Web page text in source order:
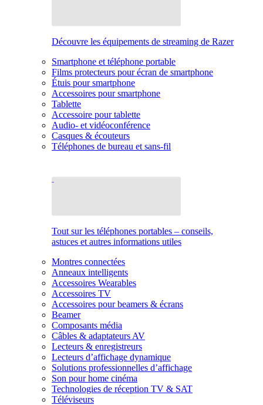
Découvre les équipements de streaming de Razer
Smartphone et téléphone portable
Films protecteurs pour écran de smartphone
Étuis pour smartphone
Accessoires pour smartphone
Tablette
Accessoire pour tablette
Audio- et vidéoconférence
Casques & écouteurs
Téléphones de bureau et sans-fil
Tout sur les téléphones portables – conseils,
astuces et autres informations utiles
Montres connectées
Anneaux intelligents
Accessoires Wearables
Accessoires TV
Accessoires pour beamers & écrans
Beamer
Composants média
Câbles & adaptateurs AV
Lecteurs & enregistreurs
Lecteurs d’affichage dynamique
Solutions professionnelles d’affichage
Son pour home cinéma
Technologies de réception TV & SAT
Téléviseurs